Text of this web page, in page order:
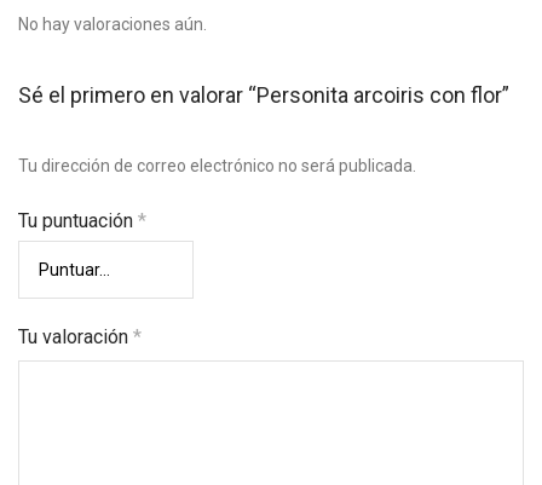
No hay valoraciones aún.
Sé el primero en valorar “Personita arcoiris con flor”
Tu dirección de correo electrónico no será publicada.
Tu puntuación *
Tu valoración *